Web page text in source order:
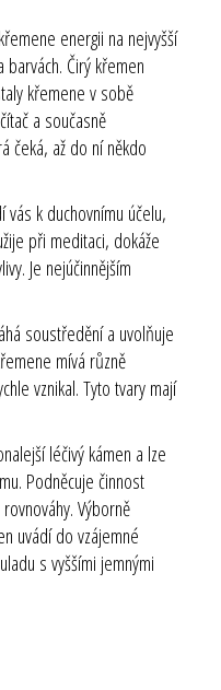
energii na nejvyšší
barvách. Čirý křemen
křemene v sobě
a současně
čeká, až do ní někdo
vás k duchovnímu účelu,
při meditaci, dokáže
Je nejúčinnějším
soustředění a uvolňuje
mívá různě
vznikal. Tyto tvary mají
léčivý kámen a lze
Podněcuje činnost
Výborně
uvádí do vzájemné
s vyššími jemnými